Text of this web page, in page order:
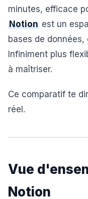
minutes, efficace
Notion est un
bases de données,
Infiniment plus
à maîtriser.
Ce comparatif te
réel.
Vue
Notion